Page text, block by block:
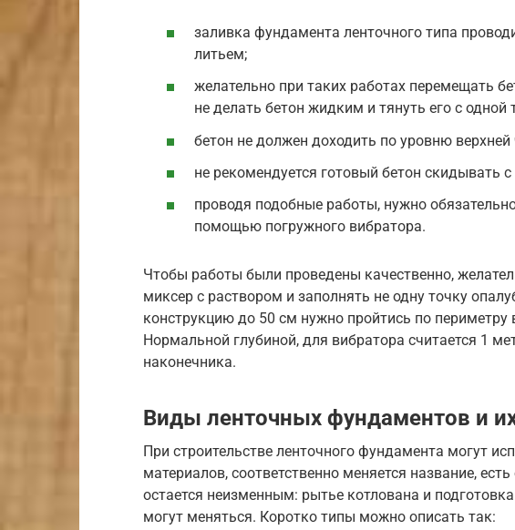
заливка фундамента ленточного типа
литьем;
желательно при таких работах перемещать
не делать бетон жидким и тянуть его с одной
бетон не должен доходить по уровню
не рекомендуется готовый бетон скидывать
проводя подобные работы, нужно
помощью погружного вибратора.
Чтобы работы были проведены качественно,
миксер с раствором и заполнять не одну точку
конструкцию до 50 см нужно пройтись по
Нормальной глубиной, для вибратора считается 1
наконечника.
Виды ленточных фундаментов и
При строительстве ленточного фундамента могут
материалов, соответственно меняется название,
остается неизменным: рытье котлована и
могут меняться. Коротко типы можно описать так: